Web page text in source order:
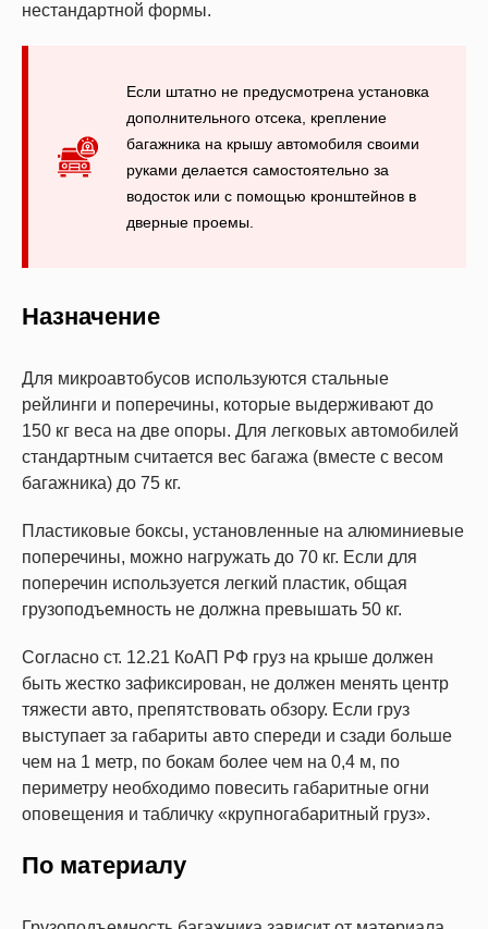
нестандартной формы.
Если штатно не предусмотрена установка
дополнительного отсека, крепление
багажника на крышу автомобиля своими
руками делается самостоятельно за
водосток или с помощью кронштейнов в
дверные проемы.
Назначение
Для микроавтобусов используются стальные
рейлинги и поперечины, которые выдерживают до
150 кг веса на две опоры. Для легковых автомобилей
стандартным считается вес багажа (вместе с весом
багажника) до 75 кг.
Пластиковые боксы, установленные на алюминиевые
поперечины, можно нагружать до 70 кг. Если для
поперечин используется легкий пластик, общая
грузоподъемность не должна превышать 50 кг.
Согласно ст. 12.21 КоАП РФ груз на крыше должен
быть жестко зафиксирован, не должен менять центр
тяжести авто, препятствовать обзору. Если груз
выступает за габариты авто спереди и сзади больше
чем на 1 метр, по бокам более чем на 0,4 м, по
периметру необходимо повесить габаритные огни
оповещения и табличку «крупногабаритный груз».
По материалу